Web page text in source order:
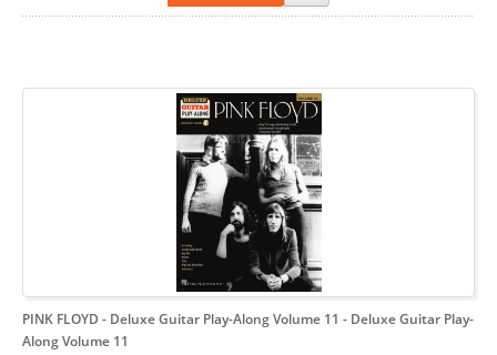
PINK FLOYD - Deluxe Guitar Play-Along Volume 11 - Deluxe Guitar Play-
Along Volume 11